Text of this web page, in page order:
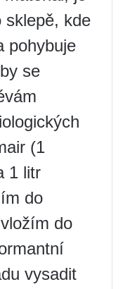
sklepě, kde
pohybuje
se
(1
1 litr
do
do
vysadit